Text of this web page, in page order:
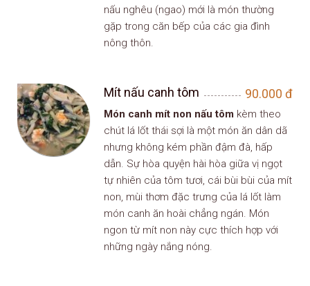
nấu nghêu (ngao) mới là món thường
gặp trong căn bếp của các gia đình
nông thôn.
90.000 đ
Mít nấu canh tôm
Món canh mít non nấu tôm kèm theo
chút lá lốt thái sợi là một món ăn dân dã
nhưng không kém phần đậm đà, hấp
dẫn. Sự hòa quyện hài hòa giữa vị ngọt
tự nhiên của tôm tươi, cái bùi bùi của mít
non, mùi thơm đặc trưng của lá lốt làm
món canh ăn hoài chẳng ngán. Món
ngon từ mít non này cực thích hợp với
những ngày nắng nóng.